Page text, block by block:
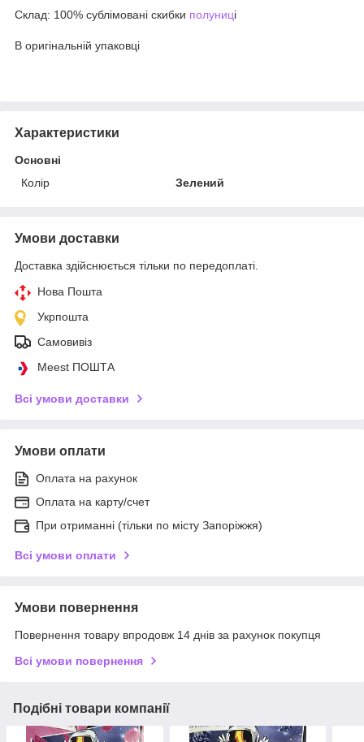
Склад: 100% сублімовані скибки полуниці
В оригінальній упаковці
Характеристики
Основні
Колір
Зелений
Умови доставки
Доставка здійснюється тільки по передоплаті.
Нова Пошта
Укрпошта
Самовивіз
Meest ПОШТА
Всі умови доставки
Умови оплати
Оплата на рахунок
Оплата на карту/счет
При отриманні (тільки по місту Запоріжжя)
Всі умови оплати
Умови повернення
Повернення товару впродовж 14 днів за рахунок покупця
Всі умови повернення
Подібні товари компанії